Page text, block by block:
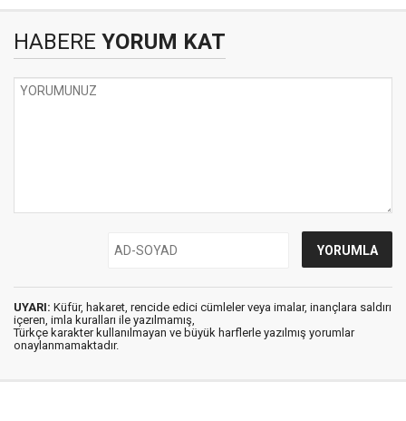
HABERE YORUM KAT
UYARI: Küfür, hakaret, rencide edici cümleler veya imalar, inançlara saldırı
içeren, imla kuralları ile yazılmamış,
Türkçe karakter kullanılmayan ve büyük harflerle yazılmış yorumlar
onaylanmamaktadır.